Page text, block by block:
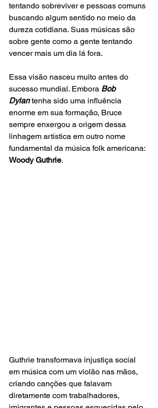
tentando sobreviver e pessoas comuns
buscando algum sentido no meio da
dureza cotidiana. Suas músicas são
sobre gente como a gente tentando
vencer mais um dia lá fora.
Essa visão nasceu muito antes do
sucesso mundial. Embora Bob
Dylan tenha sido uma influência
enorme em sua formação, Bruce
sempre enxergou a origem dessa
linhagem artística em outro nome
fundamental da música folk americana:
Woody Guthrie.
Guthrie transformava injustiça social
em música com um violão nas mãos,
criando canções que falavam
diretamente com trabalhadores,